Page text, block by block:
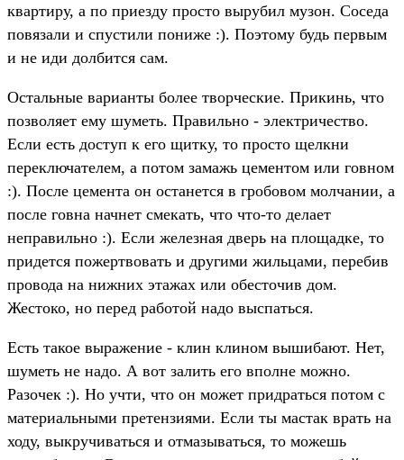
квартиру, а по приезду просто вырубил музон. Соседа
повязали и спустили пониже :). Поэтому будь первым
и не иди долбится сам.
Остальные варианты более творческие. Прикинь, что
позволяет ему шуметь. Правильно - электричество.
Если есть доступ к его щитку, то просто щелкни
переключателем, а потом замажь цементом или говном
:). После цемента он останется в гробовом молчании, а
после говна начнет смекать, что что-то делает
неправильно :). Если железная дверь на площадке, то
придется пожертвовать и другими жильцами, перебив
провода на нижних этажах или обесточив дом.
Жестоко, но перед работой надо выспаться.
Есть такое выражение - клин клином вышибают. Нет,
шуметь не надо. А вот залить его вполне можно.
Разочек :). Но учти, что он может придраться потом с
материальными претензиями. Если ты мастак врать на
ходу, выкручиваться и отмазываться, то можешь